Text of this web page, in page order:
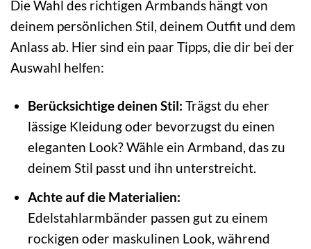
Die Wahl des richtigen Armbands hängt von
deinem persönlichen Stil, deinem Outfit und dem
Anlass ab. Hier sind ein paar Tipps, die dir bei der
Auswahl helfen:
Berücksichtige deinen Stil: Trägst du eher
lässige Kleidung oder bevorzugst du einen
eleganten Look? Wähle ein Armband, das zu
deinem Stil passt und ihn unterstreicht.
Achte auf die Materialien:
Edelstahlarmbänder passen gut zu einem
rockigen oder maskulinen Look, während